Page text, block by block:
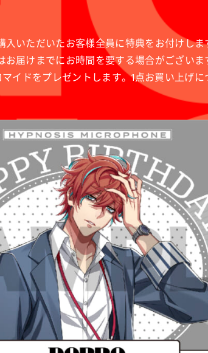
いただいたお客様全員に特典をお付けし
届けまでにお時間を要する場合がございま
イドをプレゼントします。1点お買い上げ